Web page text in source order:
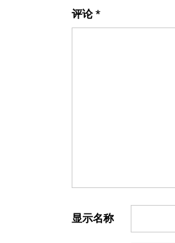
评论*
显示名称